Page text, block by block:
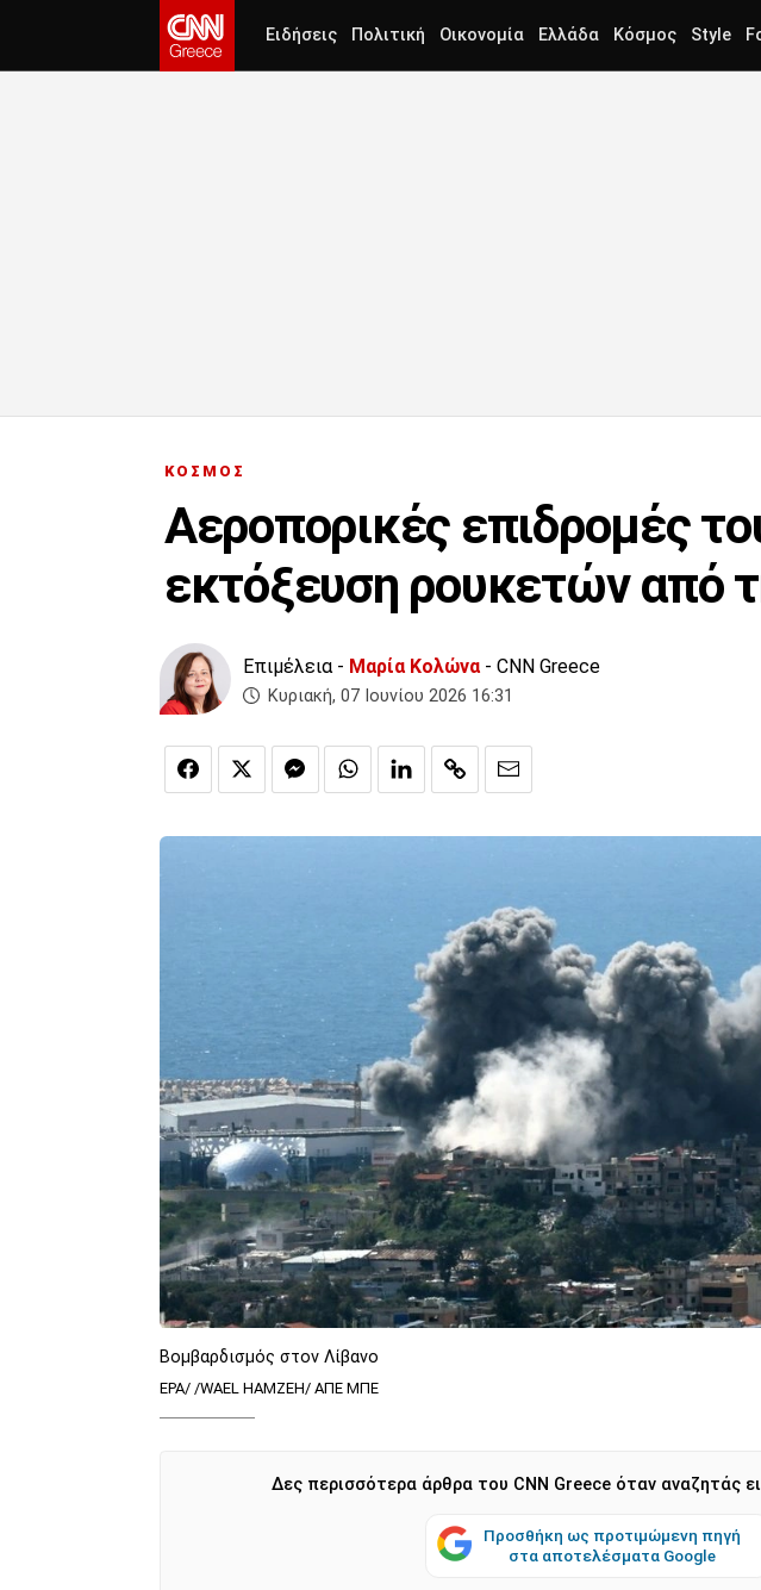
Ειδήσεις Πολιτική Οικονομία Ελλάδα Κόσμος Style
ΚΟΣΜΟΣ
Αεροπορικές επιδρομές
εκτόξευση ρουκετών από
Επιμέλεια - Μαρία Κολώνα- CNN Greece
Κυριακή, 07 Ιουνίου 2026 16:31
Βομβαρδισμός στον Λίβανο
EPA/ /WAEL HAMZEH/ ΑΠΕ ΜΠΕ
Δες περισσότερα άρθρα του CNN Greece όταν αναζητάς
Προσθήκη ως προτιμώμενη πηγή
στα αποτελέσματα Google